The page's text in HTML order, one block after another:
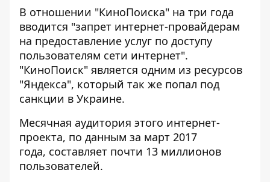
В отношении "КиноПоиска" на три года
вводится "запрет интернет-провайдерам
на предоставление услуг по доступу
пользователям сети интернет".
"КиноПоиск" является одним из ресурсов
"Яндекса", который так же попал под
санкции в Украине.
Месячная аудитория этого интернет-
проекта, по данным за март 2017
года, составляет почти 13 миллионов
пользователей.